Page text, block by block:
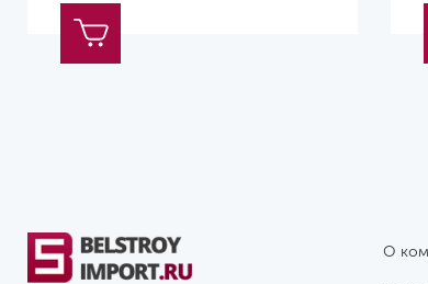
О